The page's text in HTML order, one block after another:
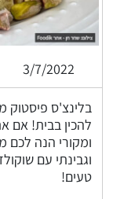
3/7/2022
בלינצ'ס פיסטוק
להכין בבית! אם
ומקורי הנה לכם
וגבינתי עם
טעים!